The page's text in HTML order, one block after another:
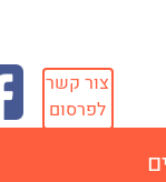
צור קשר
לפרסום